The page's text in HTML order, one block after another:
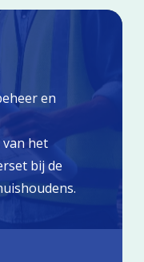
en
het
bij de